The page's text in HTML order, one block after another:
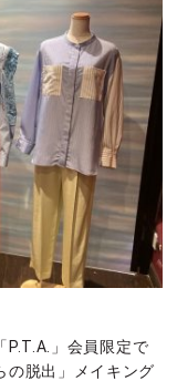
」会員限定で
脱出」メイキング